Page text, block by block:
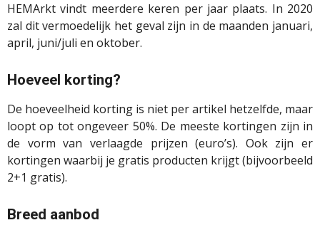
HEMArkt vindt meerdere keren per jaar plaats. In 2020
zal dit vermoedelijk het geval zijn in de maanden januari,
april, juni/juli en oktober.
Hoeveel korting?
De hoeveelheid korting is niet per artikel hetzelfde, maar
loopt op tot ongeveer 50%. De meeste kortingen zijn in
de vorm van verlaagde prijzen (euro’s). Ook zijn er
kortingen waarbij je gratis producten krijgt (bijvoorbeeld
2+1 gratis).
Breed aanbod